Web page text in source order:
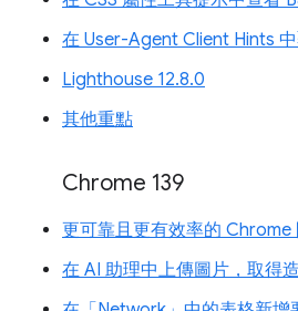
在 User-Agent Client Hints
Lighthouse 12.8.0
其他重點
Chrome 139
更可靠且更有效率的 Chrome
在 AI 助理中上傳圖片，取得